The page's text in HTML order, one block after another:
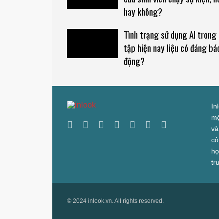
hay không?
Tình trạng sử dụng AI trong
tập hiện nay liệu có đáng
động?
© 2024 inlook.vn. All rights reserved.